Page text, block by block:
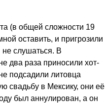
(в общей сложности 19
оставить, и пригрозили
не слушаться. В
два раза приносили хот-
подсадили литовца
свадьбу в Мексику, они её
был аннулирован, а он